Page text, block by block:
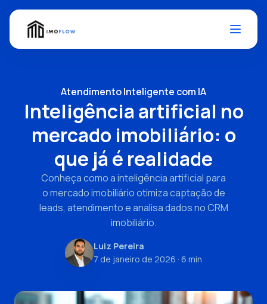
Atendimento Inteligente com IA
Inteligência artificial no
mercado imobiliário: o
que já é realidade
Conheça como a inteligência artificial para
o mercado imobiliário otimiza captação de
leads, atendimento e analisa dados no CRM
imobiliário.
Luiz Pereira
7 de janeiro de 2026 · 6 min